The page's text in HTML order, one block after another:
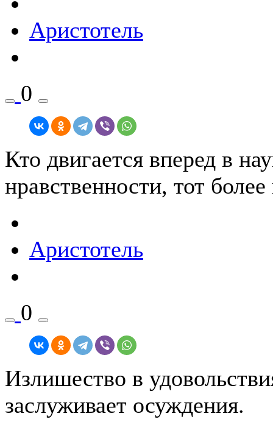
Аристотель
0
Кто двигается вперед в
нравственности, тот
Аристотель
0
Излишество в
заслуживает осуждения.